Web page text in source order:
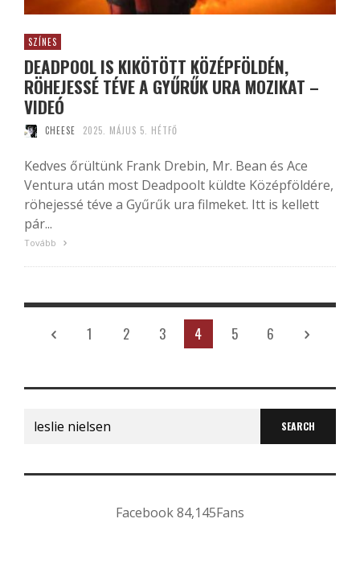
SZÍNES
DEADPOOL IS KIKÖTÖTT KÖZÉPFÖLDÉN,
RÖHEJESSÉ TÉVE A GYŰRŰK URA MOZIKAT –
VIDEÓ
CHEESE 2025. MÁJUS 5. HÉTFŐ
Kedves őrültünk Frank Drebin, Mr. Bean és Ace
Ventura után most Deadpoolt küldte Középföldére,
röhejessé téve a Gyűrűk ura filmeket. Itt is kellett
pár...
Tovább
1 2 3 4 5 6
Search
for:
Facebook84,145Fans